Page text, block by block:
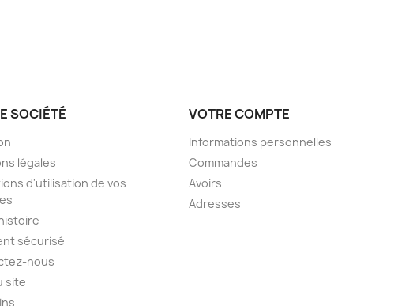
SOCIÉTÉ
légales
d'utilisation de vos
sécurisé
nous
site
VOTRE COMPTE
Informations personnelles
Commandes
Avoirs
Adresses